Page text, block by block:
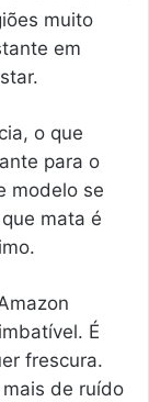
muito
em
o que
para o
modelo se
mata é
É
frescura.
de ruído